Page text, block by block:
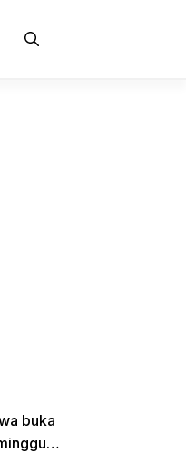
buka